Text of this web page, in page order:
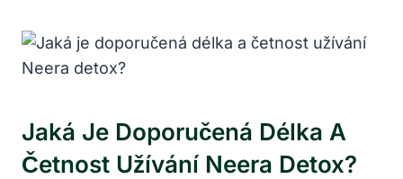
Jaká Je Doporučená Délka A
Četnost Užívání Neera Detox?